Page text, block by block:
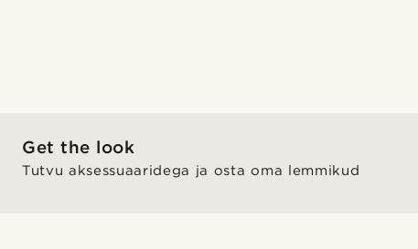
Get the look
Tutvu aksessuaaridega ja osta oma lemmikud